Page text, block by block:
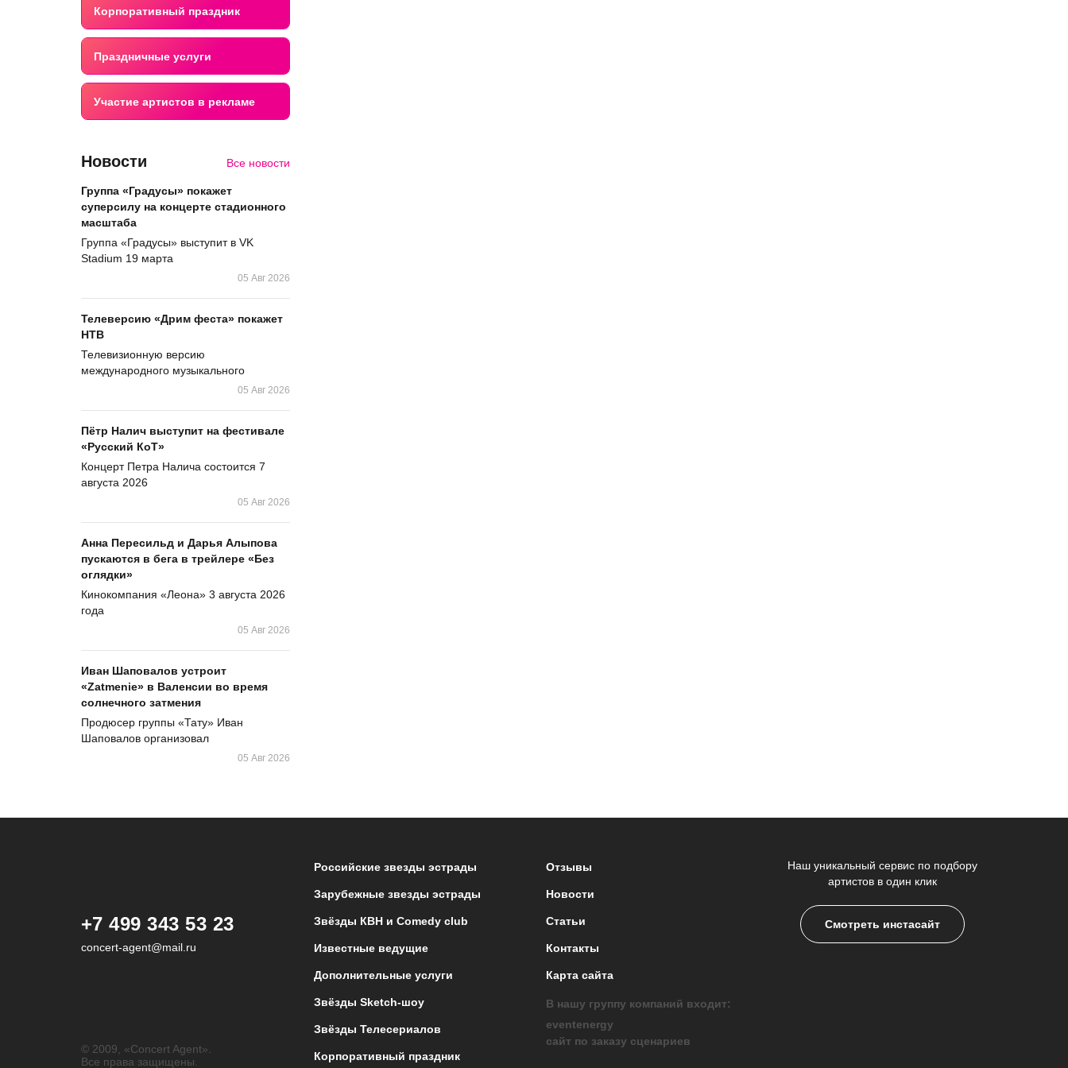
Корпоративный праздник
Праздничные услуги
Участие артистов в рекламе
Новости Все новости
Группа «Градусы» покажет
суперсилу на концерте стадионного
масштаба
Группа «Градусы» выступит в VK
Stadium 19 марта
05 Авг 2026
Телеверсию «Дрим феста» покажет
НТВ
Телевизионную версию
международного музыкального
05 Авг 2026
Пётр Налич выступит на фестивале
«Русский КоТ»
Концерт Петра Налича состоится 7
августа 2026
05 Авг 2026
Анна Пересильд и Дарья Алыпова
пускаются в бега в трейлере «Без
оглядки»
Кинокомпания «Леона» 3 августа 2026
года
05 Авг 2026
Иван Шаповалов устроит
«Zatmenie» в Валенсии во время
солнечного затмения
Продюсер группы «Тату» Иван
Шаповалов организовал
05 Авг 2026
+7 499 343 53 23
concert-agent@mail.ru
© 2009, «Concert Agent».
Все права защищены.
Российские звезды эстрады
Зарубежные звезды эстрады
Звёзды КВН и Comedy club
Известные ведущие
Дополнительные услуги
Звёзды Sketch-шоу
Звёзды Телесериалов
Корпоративный праздник
Отзывы
Новости
Статьи
Контакты
Карта сайта
Наш уникальный сервис по подбору
артистов в один клик
Смотреть инстасайт
В нашу группу компаний входит:
eventenergy
сайт по заказу сценариев